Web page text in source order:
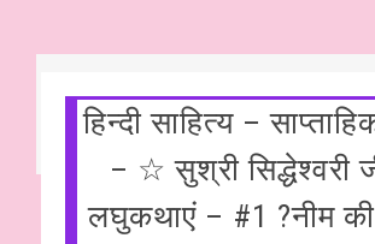
हिन्दी साहित्य –
– ☆ सुश्री सिद्धेश्वरी
लघुकथाएं – #1 ?नीम